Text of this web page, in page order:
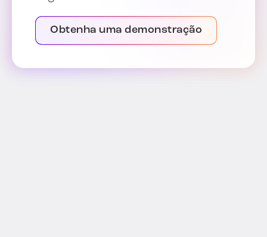
Obtenha uma demonstração